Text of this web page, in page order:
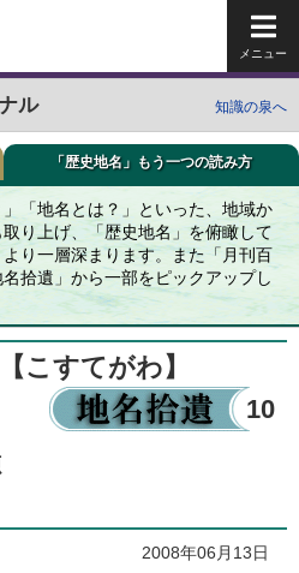
ル 知識の泉へ
「歴史地名」もう一つの読み方
「地名とは？」といった、地域か
り上げ、「歴史地名」を俯瞰して
り一層深まります。また「月刊百
拾遺」から一部をピックアップし
【こすてがわ】
10
2008年06月13日